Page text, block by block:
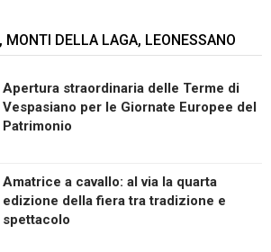
MONTI DELLA LAGA, LEONESSANO
Apertura straordinaria delle Terme di
Vespasiano per le Giornate Europee del
Patrimonio
Amatrice a cavallo: al via la quarta
edizione della fiera tra tradizione e
spettacolo